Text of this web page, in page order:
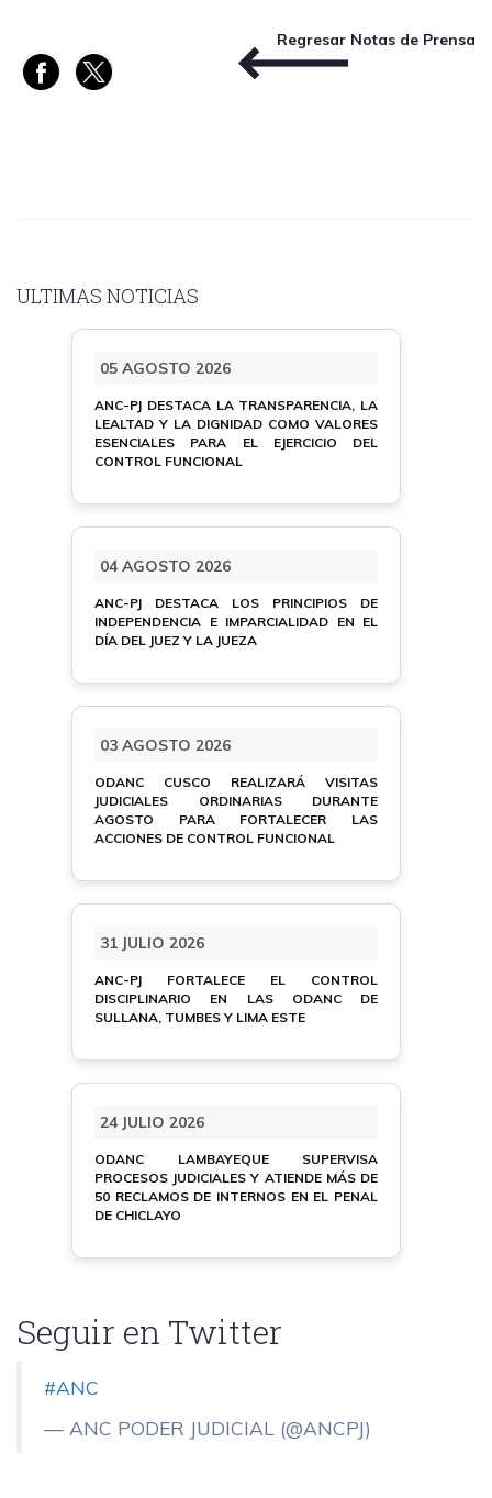
Regresar Notas de Prensa
ULTIMAS NOTICIAS
05 AGOSTO 2026
ANC-PJ DESTACA LA TRANSPARENCIA, LA
LEALTAD Y LA DIGNIDAD COMO VALORES
ESENCIALES PARA EL EJERCICIO DEL
CONTROL FUNCIONAL
04 AGOSTO 2026
ANC-PJ DESTACA LOS PRINCIPIOS DE
INDEPENDENCIA E IMPARCIALIDAD EN EL
DÍA DEL JUEZ Y LA JUEZA
03 AGOSTO 2026
ODANC CUSCO REALIZARÁ VISITAS
JUDICIALES ORDINARIAS DURANTE
AGOSTO PARA FORTALECER LAS
ACCIONES DE CONTROL FUNCIONAL
31 JULIO 2026
ANC-PJ FORTALECE EL CONTROL
DISCIPLINARIO EN LAS ODANC DE
SULLANA, TUMBES Y LIMA ESTE
24 JULIO 2026
ODANC LAMBAYEQUE SUPERVISA
PROCESOS JUDICIALES Y ATIENDE MÁS DE
50 RECLAMOS DE INTERNOS EN EL PENAL
DE CHICLAYO
Seguir en Twitter
#ANC
— ANC PODER JUDICIAL (@ANCPJ)